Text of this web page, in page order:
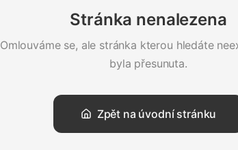
Stránka nenalezena
Omlouváme se, ale stránka kterou hledáte
byla přesunuta.
Zpět na úvodní stránku